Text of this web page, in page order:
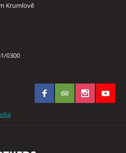
Krumlově
0300